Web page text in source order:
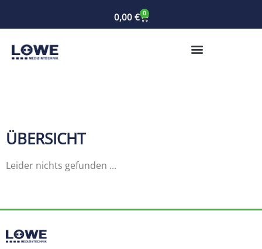
0,00 € 0
ÜBERSICHT
Leider nichts gefunden ...